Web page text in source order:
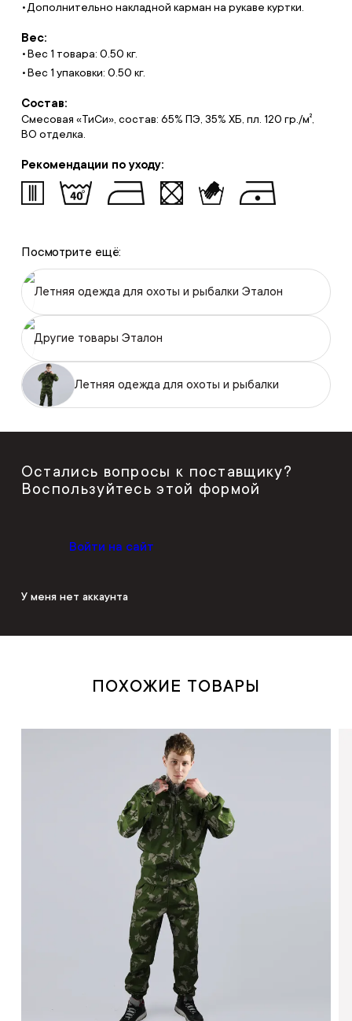
Дополнительно накладной карман на рукаве куртки.
Вес:
Вес 1 товара: 0.50 кг.
Вес 1 упаковки: 0.50 кг.
Состав:
Смесовая «ТиСи», состав: 65% ПЭ, 35% ХБ, пл. 120 гр./м²,
ВО отделка.
Рекомендации по уходу:
Посмотрите ещё:
Летняя одежда для охоты и рыбалки Эталон
Другие товары Эталон
Летняя одежда для охоты и рыбалки
Остались вопросы к поставщику?
Воспользуйтесь этой формой
Войти на сайт
У меня нет аккаунта
ПОХОЖИЕ ТОВАРЫ